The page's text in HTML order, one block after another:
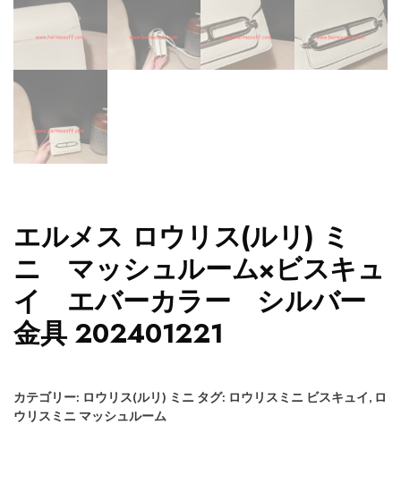
エルメス ロウリス(ルリ) ミ
ニ マッシュルーム×ビスキュ
イ エバーカラー シルバー
金具 202401221
カテゴリー: ロウリス(ルリ) ミニ タグ: ロウリスミニ ビスキュイ, ロ
ウリスミニ マッシュルーム